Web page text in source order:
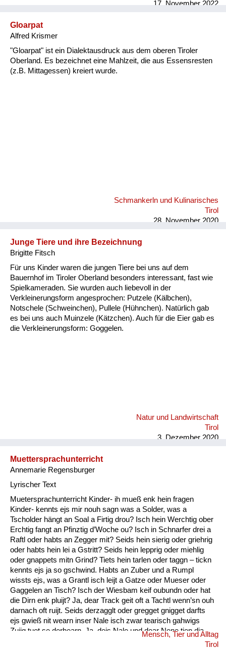
17. November 2022
Gloarpat
Alfred Krismer
"Gloarpat" ist ein Dialektausdruck aus dem oberen Tiroler
Oberland. Es bezeichnet eine Mahlzeit, die aus Essensresten
(z.B. Mittagessen) kreiert wurde.
Schmankerln und Kulinarisches
Tirol
28. November 2020
Junge Tiere und ihre Bezeichnung
Brigitte Fitsch
Für uns Kinder waren die jungen Tiere bei uns auf dem
Bauernhof im Tiroler Oberland besonders interessant, fast wie
Spielkameraden. Sie wurden auch liebevoll in der
Verkleinerungsform angesprochen: Putzele (Kälbchen),
Notschele (Schweinchen), Pullele (Hühnchen). Natürlich gab
es bei uns auch Muinzele (Kätzchen). Auch für die Eier gab es
die Verkleinerungsform: Goggelen.
Natur und Landwirtschaft
Tirol
3. Dezember 2020
Muettersprachunterricht
Annemarie Regensburger
Lyrischer Text
Muetersprachunterricht Kinder- ih mueß enk hein fragen
Kinder- kennts ejs mir nouh sagn was a Solder, was a
Tscholder hängt an Soal a Firtig drou? Isch hein Werchtig ober
Erchtig fangt an Pfinztig d’Woche ou? Isch in Schnarfer drei a
Raftl oder habts an Zegger mit? Seids hein sierig oder griehrig
oder habts hein lei a Gstritt? Seids hein lepprig oder miehlig
oder gnappets mitn Grind? Tiets hein tarlen oder taggn – tickn
kennts ejs ja so gschwind. Habts an Zuber und a Rumpl
wissts ejs, was a Grantl isch leijt a Gatze oder Mueser oder
Gaggelen an Tisch? Isch der Wiesbam keif oubundn oder hat
die Dirn enk pluijt? Ja, dear Track geit oft a Tachtl wenn’sn ouh
darnach oft ruijt. Seids derzagglt oder gregget gnigget darfts
ejs gwieß nit wearn inser Nale isch zwar tearisch gahwigs
Zuijg tuet se derhearn. Ja, dejs Nale und dear Nene tien dia
Wearter gwieß verschtiahn. Kinder- ejs darfts nie vergessn :
Mensch, Tier und Alltag
Tirol